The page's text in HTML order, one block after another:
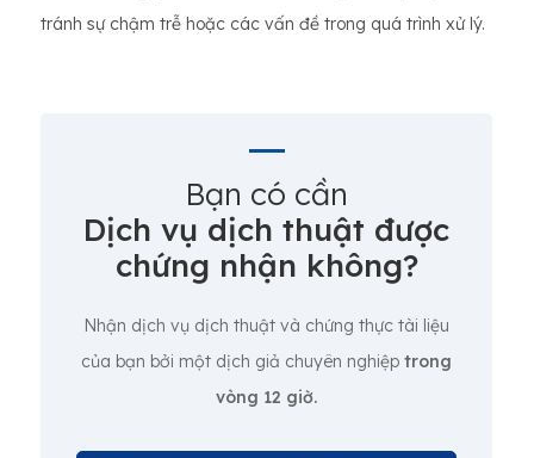
tránh sự chậm trễ hoặc các vấn đề trong quá trình xử lý.
Bạn có cần
Dịch vụ dịch thuật được
chứng nhận không?
Nhận dịch vụ dịch thuật và chứng thực tài liệu
của bạn bởi một dịch giả chuyên nghiệp trong
vòng 12 giờ.